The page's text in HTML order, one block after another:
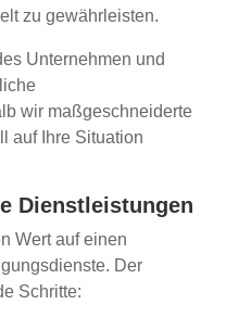
zu gewährleisten.
Unternehmen und
wir maßgeschneiderte
auf Ihre Situation
Dienstleistungen
Wert auf einen
Der
Schritte: